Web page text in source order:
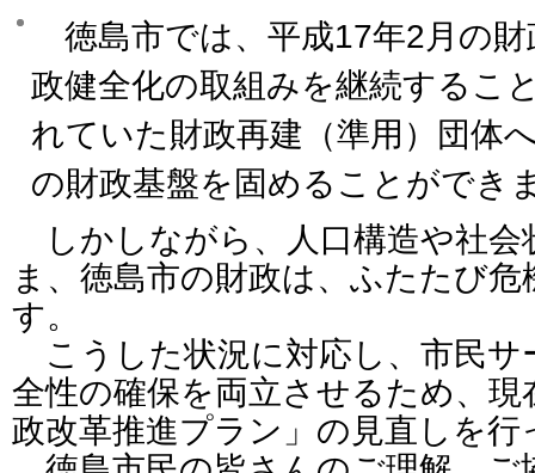
徳島市では、平成17年2月の財
政健全化の取組みを継続するこ
れていた財政再建（準用）団体
の財政基盤を固めることができ
しかしながら、人口構造や社会
ま、徳島市の財政は、ふたたび
す。
こうした状況に対応し、市民サ
全性の確保を両立させるため、現
政改革推進プラン」の見直しを行